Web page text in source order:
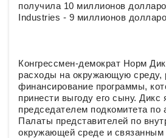
получила 10 миллионов
Industries - 9 миллионов
Конгрессмен-демократ Норм
расходы на окружающую среду,
финансирование программы,
принести выгоду его сыну. Дикс
председателем подкомитета по
Палаты представителей по
окружающей среде и связанным